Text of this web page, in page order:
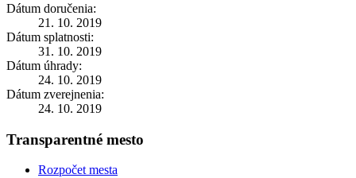
Dátum doručenia:
21. 10. 2019
Dátum splatnosti:
31. 10. 2019
Dátum úhrady:
24. 10. 2019
Dátum zverejnenia:
24. 10. 2019
Transparentné mesto
Rozpočet mesta